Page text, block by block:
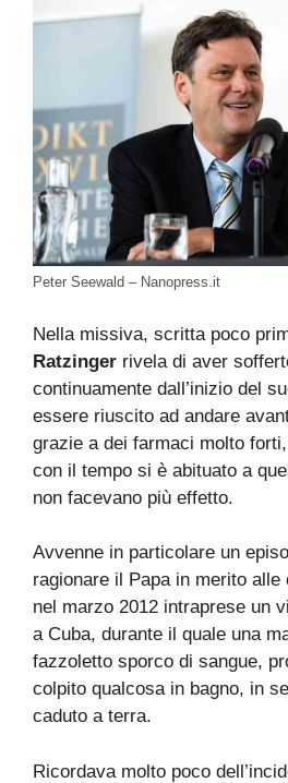
Peter Seewald – Nanopress.it
Nella missiva, scritta poco
Ratzinger rivela di aver
continuamente dall’inizio del
essere riuscito ad andare
grazie a dei farmaci molto
con il tempo si è abituato a
non facevano più effetto.
Avvenne in particolare un
ragionare il Papa in merito alle
nel marzo 2012 intraprese un
a Cuba, durante il quale una
fazzoletto sporco di sangue,
colpito qualcosa in bagno, in
caduto a terra.
Ricordava molto poco